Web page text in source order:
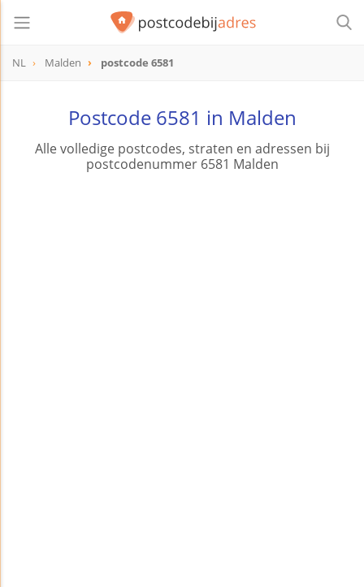
NL Malden postcode 6581
Postcode 6581 in Malden
Alle volledige postcodes, straten en adressen bij
postcodenummer 6581 Malden